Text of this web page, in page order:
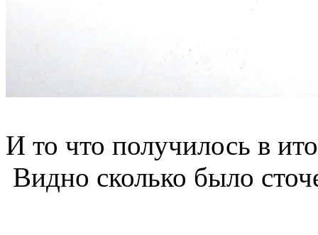
И то что получилось в
Видно сколько было